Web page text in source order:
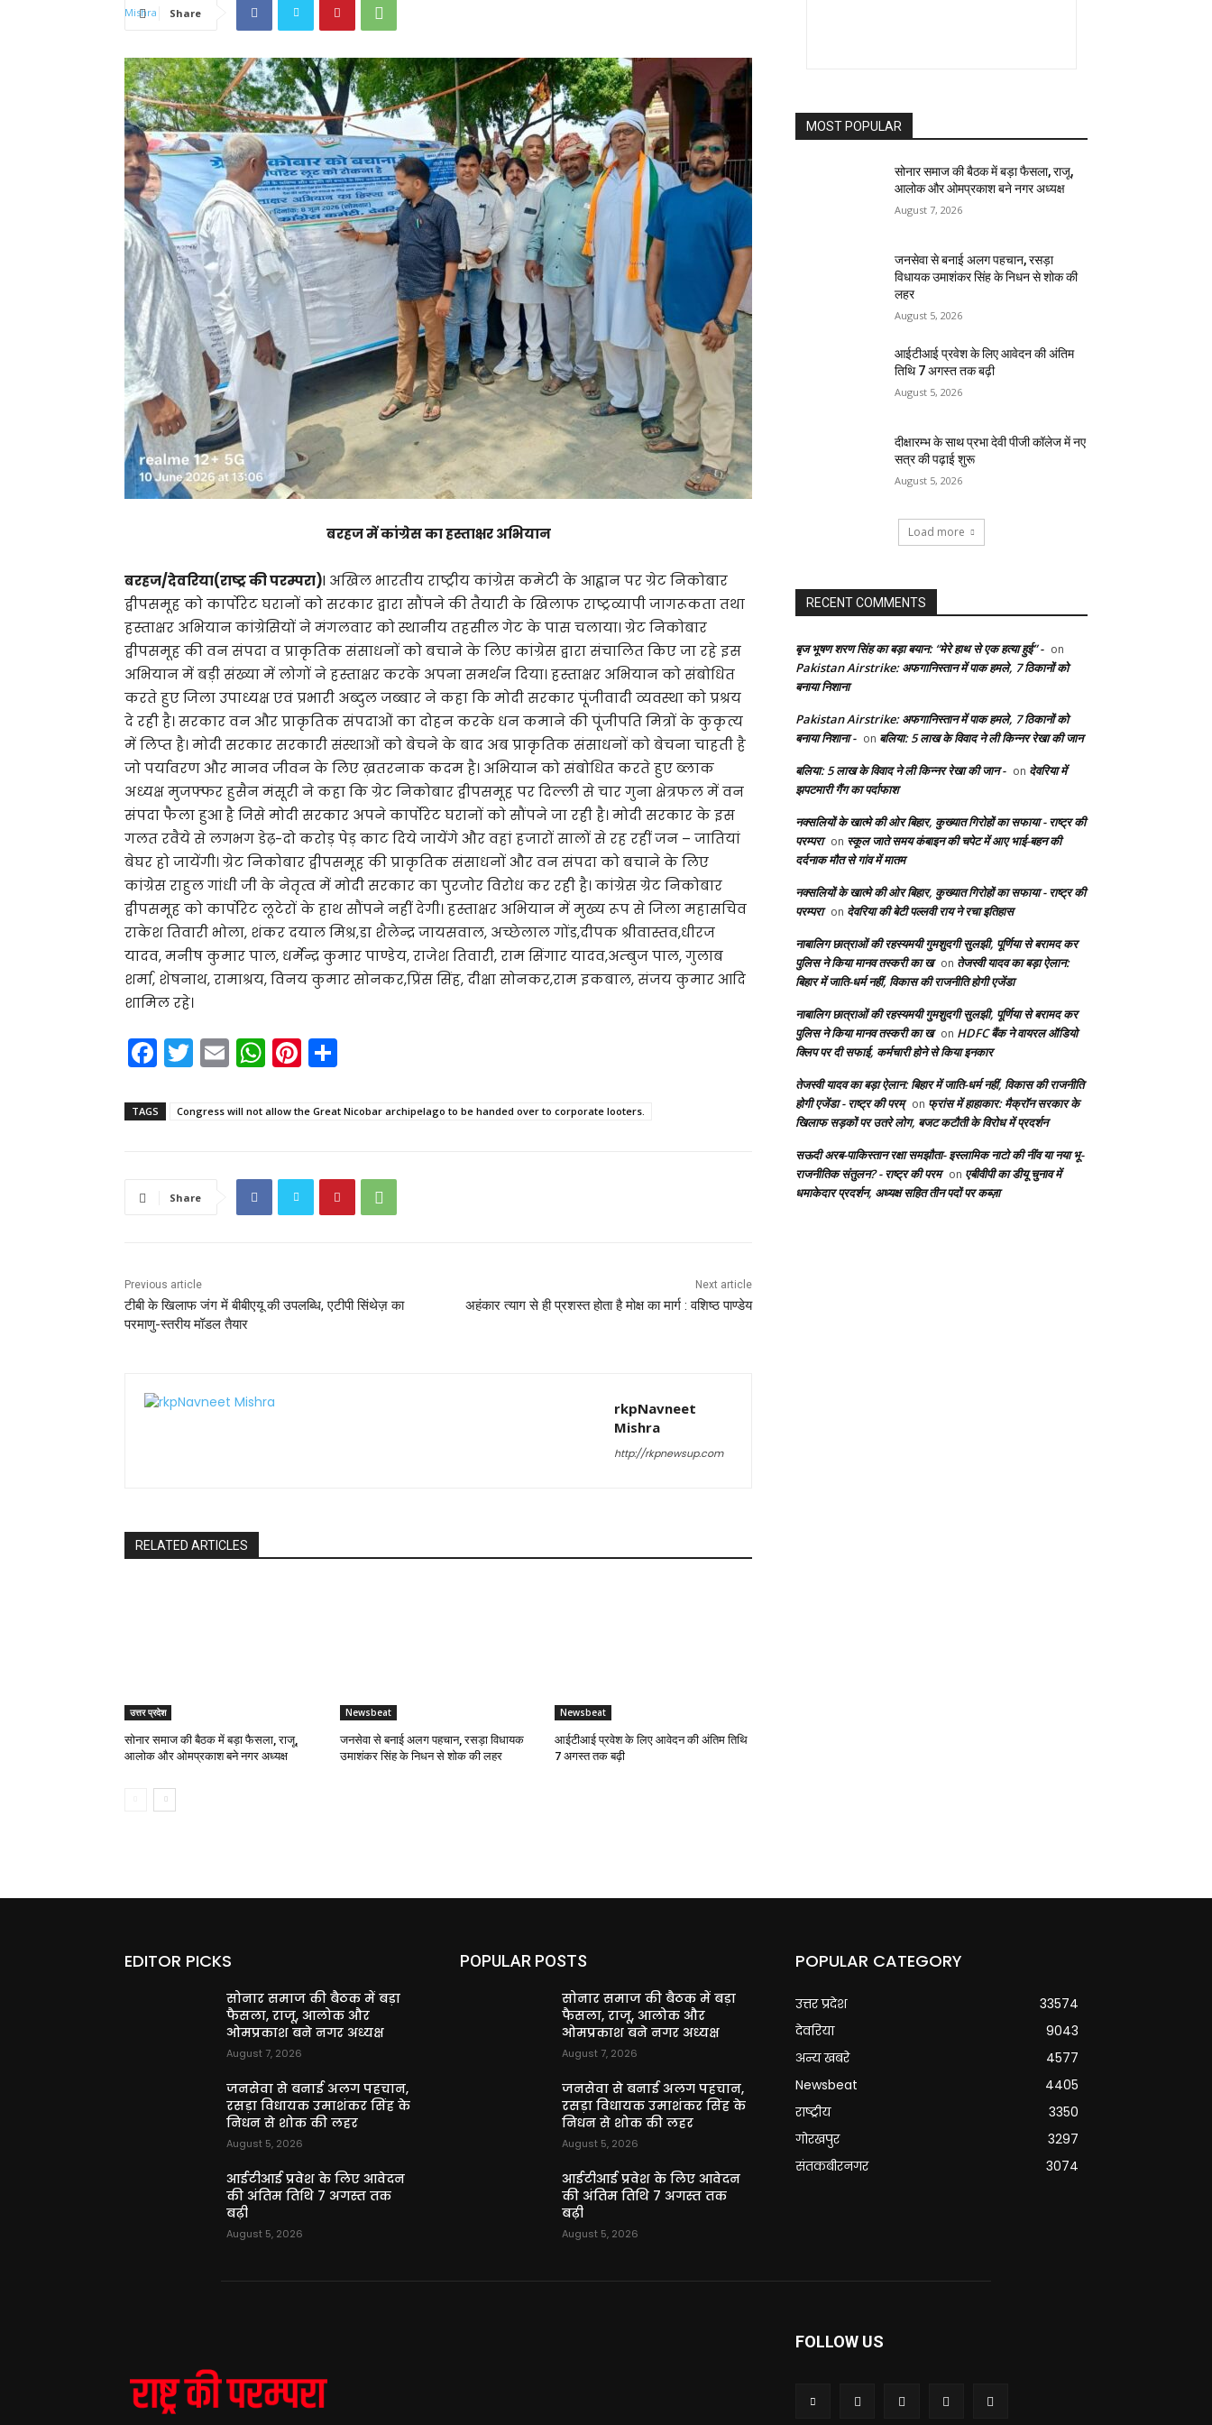
Share
बरहज में कांग्रेस का हस्ताक्षर अभियान
बरहज/देवरिया(राष्ट्र की परम्परा)l अखिल भारतीय राष्ट्रीय कांग्रेस कमेटी के आह्वान पर ग्रेट निकोबार
द्वीपसमूह को कार्पोरेट घरानों को सरकार द्वारा सौंपने की तैयारी के खिलाफ राष्ट्रव्यापी जागरूकता तथा
हस्ताक्षर अभियान कांग्रेसियों ने मंगलवार को स्थानीय तहसील गेट के पास चलाया। ग्रेट निकोबार
द्वीपसमूह की वन संपदा व प्राकृतिक संसाधनों को बचाने के लिए कांग्रेस द्वारा संचालित किए जा रहे इस
अभियान में बड़ी संख्या में लोगों ने हस्ताक्षर करके अपना समर्थन दिया। हस्ताक्षर अभियान को संबोधित
करते हुए जिला उपाध्यक्ष एवं प्रभारी अब्दुल जब्बार ने कहा कि मोदी सरकार पूंजीवादी व्यवस्था को प्रश्रय
दे रही है। सरकार वन और प्राकृतिक संपदाओं का दोहन करके धन कमाने की पूंजीपति मित्रों के कुकृत्य
में लिप्त है। मोदी सरकार सरकारी संस्थाओं को बेचने के बाद अब प्राकृतिक संसाधनों को बेचना चाहती है
जो पर्यावरण और मानव जीवन के लिए ख़तरनाक कदम है। अभियान को संबोधित करते हुए ब्लाक
अध्यक्ष मुजफ्फर हुसैन मंसूरी ने कहा कि ग्रेट निकोबार द्वीपसमूह पर दिल्ली से चार गुना क्षेत्रफल में वन
संपदा फैला हुआ है जिसे मोदी सरकार अपने कार्पोरेट घरानों को सौंपने जा रही है। मोदी सरकार के इस
गलत रवैये से लगभग डेढ़-दो करोड़ पेड़ काट दिये जायेंगे और वहां हजारों सालों से रह रहीं जन – जातियां
बेघर हो जायेंगी। ग्रेट निकोबार द्वीपसमूह की प्राकृतिक संसाधनों और वन संपदा को बचाने के लिए
कांग्रेस राहुल गांधी जी के नेतृत्व में मोदी सरकार का पुरजोर विरोध कर रही है। कांग्रेस ग्रेट निकोबार
द्वीपसमूह को कार्पोरेट लूटेरों के हाथ सौंपने नहीं देगी। हस्ताक्षर अभियान में मुख्य रूप से जिला महासचिव
राकेश तिवारी भोला, शंकर दयाल मिश्र,डा शैलेन्द्र जायसवाल, अच्छेलाल गोंड,दीपक श्रीवास्तव,धीरज
यादव, मनीष कुमार पाल, धर्मेन्द्र कुमार पाण्डेय, राजेश तिवारी, राम सिंगार यादव,अम्बुज पाल, गुलाब
शर्मा, शेषनाथ, रामाश्रय, विनय कुमार सोनकर,प्रिंस सिंह, दीक्षा सोनकर,राम इकबाल, संजय कुमार आदि
शामिल रहे।
F
a
c
o
T
w
itt
E
m
ai
W
h
a
A
p
Pi
nt
er
st
ar
TAGS Congress will not allow the Great Nicobar archipelago to be handed over to corporate looters.
Share
Previous article
टीबी के खिलाफ जंग में बीबीएयू की उपलब्धि, एटीपी सिंथेज़ का
परमाणु-स्तरीय मॉडल तैयार
Next article
अहंकार त्याग से ही प्रशस्त होता है मोक्ष का मार्ग : वशिष्ठ पाण्डेय
rkpNavneet
Mishra
http://rkpnewsup.com
RELATED ARTICLES
उत्तर प्रदेश
सोनार समाज की बैठक में बड़ा फैसला, राजू,
आलोक और ओमप्रकाश बने नगर अध्यक्ष
Newsbeat
जनसेवा से बनाई अलग पहचान, रसड़ा विधायक
उमाशंकर सिंह के निधन से शोक की लहर
Newsbeat
आईटीआई प्रवेश के लिए आवेदन की अंतिम तिथि
7 अगस्त तक बढ़ी
MOST POPULAR
सोनार समाज की बैठक में बड़ा फैसला, राजू,
आलोक और ओमप्रकाश बने नगर अध्यक्ष
August 7, 2026
जनसेवा से बनाई अलग पहचान, रसड़ा
विधायक उमाशंकर सिंह के निधन से शोक की
लहर
August 5, 2026
आईटीआई प्रवेश के लिए आवेदन की अंतिम
तिथि 7 अगस्त तक बढ़ी
August 5, 2026
दीक्षारम्भ के साथ प्रभा देवी पीजी कॉलेज में नए
सत्र की पढ़ाई शुरू
August 5, 2026
Load more
RECENT COMMENTS
बृज भूषण शरण सिंह का बड़ा बयान: “मेरे हाथ से एक हत्या हुई” - on
Pakistan Airstrike: अफगानिस्तान में पाक हमले, 7 ठिकानों को
बनाया निशाना
Pakistan Airstrike: अफगानिस्तान में पाक हमले, 7 ठिकानों को
बनाया निशाना - on बलिया: 5 लाख के विवाद ने ली किन्नर रेखा की जान
बलिया: 5 लाख के विवाद ने ली किन्नर रेखा की जान - on देवरिया में
झपटमारी गैंग का पर्दाफाश
नक्सलियों के खात्मे की ओर बिहार, कुख्यात गिरोहों का सफाया - राष्ट्र की
परम्परा on स्कूल जाते समय कंबाइन की चपेट में आए भाई-बहन की
दर्दनाक मौत से गांव में मातम
नक्सलियों के खात्मे की ओर बिहार, कुख्यात गिरोहों का सफाया - राष्ट्र की
परम्परा on देवरिया की बेटी पल्लवी राय ने रचा इतिहास
नाबालिग छात्राओं की रहस्यमयी गुमशुदगी सुलझी, पूर्णिया से बरामद कर
पुलिस ने किया मानव तस्करी का ख on तेजस्वी यादव का बड़ा ऐलान:
बिहार में जाति-धर्म नहीं, विकास की राजनीति होगी एजेंडा
नाबालिग छात्राओं की रहस्यमयी गुमशुदगी सुलझी, पूर्णिया से बरामद कर
पुलिस ने किया मानव तस्करी का ख on HDFC बैंक ने वायरल ऑडियो
क्लिप पर दी सफाई, कर्मचारी होने से किया इनकार
तेजस्वी यादव का बड़ा ऐलान: बिहार में जाति-धर्म नहीं, विकास की राजनीति
होगी एजेंडा - राष्ट्र की परम् on फ्रांस में हाहाकार: मैक्रॉन सरकार के
खिलाफ सड़कों पर उतरे लोग, बजट कटौती के विरोध में प्रदर्शन
सऊदी अरब-पाकिस्तान रक्षा समझौता- इस्लामिक नाटो की नींव या नया भू-
राजनीतिक संतुलन? - राष्ट्र की परम on एबीवीपी का डीयू चुनाव में
धमाकेदार प्रदर्शन, अध्यक्ष सहित तीन पदों पर कब्ज़ा
EDITOR PICKS
सोनार समाज की बैठक में बड़ा
फैसला, राजू, आलोक और
ओमप्रकाश बने नगर अध्यक्ष
August 7, 2026
जनसेवा से बनाई अलग पहचान,
रसड़ा विधायक उमाशंकर सिंह के
निधन से शोक की लहर
August 5, 2026
आईटीआई प्रवेश के लिए आवेदन
की अंतिम तिथि 7 अगस्त तक
बढ़ी
August 5, 2026
POPULAR POSTS
सोनार समाज की बैठक में बड़ा
फैसला, राजू, आलोक और
ओमप्रकाश बने नगर अध्यक्ष
August 7, 2026
जनसेवा से बनाई अलग पहचान,
रसड़ा विधायक उमाशंकर सिंह के
निधन से शोक की लहर
August 5, 2026
आईटीआई प्रवेश के लिए आवेदन
की अंतिम तिथि 7 अगस्त तक
बढ़ी
August 5, 2026
POPULAR CATEGORY
उत्तर प्रदेश
33574
देवरिया
9043
अन्य खबरे
4577
Newsbeat
4405
राष्ट्रीय
3350
गोरखपुर
3297
संतकबीरनगर
3074
FOLLOW US